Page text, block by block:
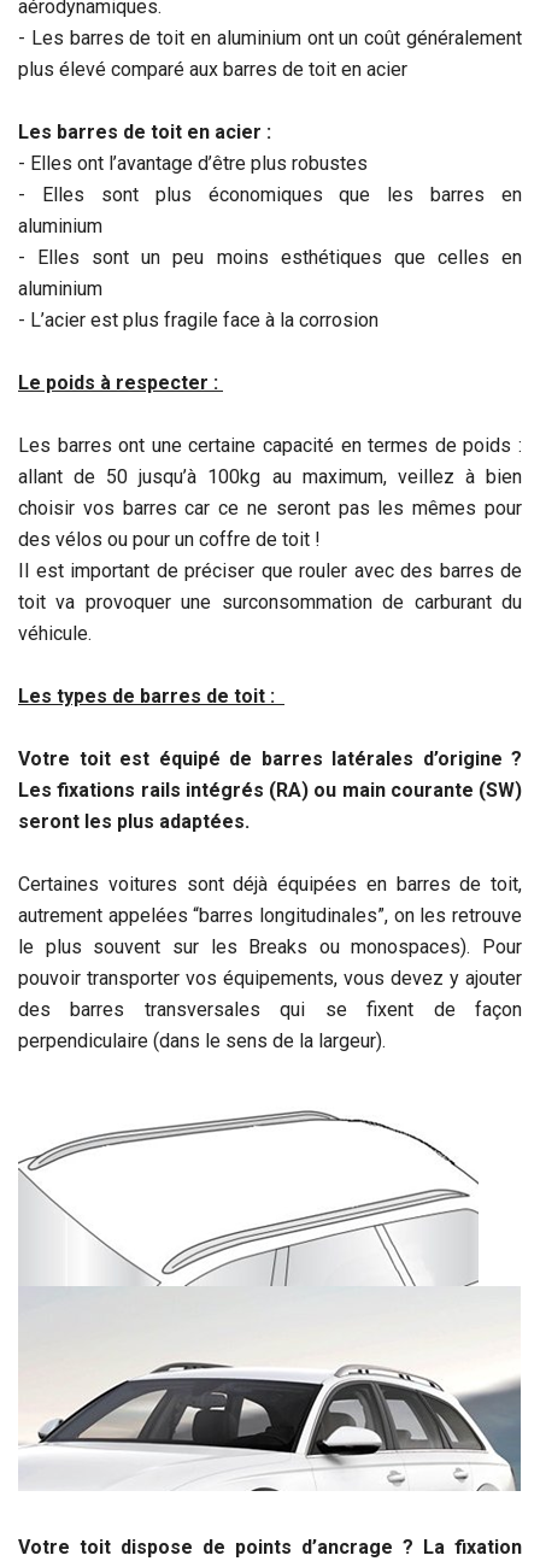
aérodynamiques.
- Les barres de toit en aluminium ont un coût généralement
plus élevé comparé aux barres de toit en acier
Les barres de toit en acier :
- Elles ont l’avantage d’être plus robustes
- Elles sont plus économiques que les barres en
aluminium
- Elles sont un peu moins esthétiques que celles en
aluminium
- L’acier est plus fragile face à la corrosion
Le poids à respecter :
Les barres ont une certaine capacité en termes de poids :
allant de 50 jusqu’à 100kg au maximum, veillez à bien
choisir vos barres car ce ne seront pas les mêmes pour
des vélos ou pour un coffre de toit !
Il est important de préciser que rouler avec des barres de
toit va provoquer une surconsommation de carburant du
véhicule.
Les types de barres de toit :
Votre toit est équipé de barres latérales d’origine ?
Les fixations rails intégrés (RA) ou main courante (SW)
seront les plus adaptées.
Certaines voitures sont déjà équipées en barres de toit,
autrement appelées “barres longitudinales”, on les retrouve
le plus souvent sur les Breaks ou monospaces). Pour
pouvoir transporter vos équipements, vous devez y ajouter
des barres transversales qui se fixent de façon
perpendiculaire (dans le sens de la largeur).
Votre toit dispose de points d’ancrage ? La fixation